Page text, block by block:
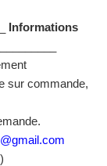
Informations
sur commande,